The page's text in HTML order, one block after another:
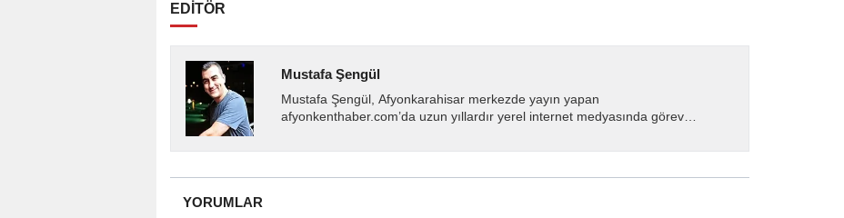
EDİTÖR
Mustafa Şengül
Mustafa Şengül, Afyonkarahisar merkezde yayın yapan
afyonkenthaber.com’da uzun yıllardır yerel internet medyasında görev
YORUMLAR